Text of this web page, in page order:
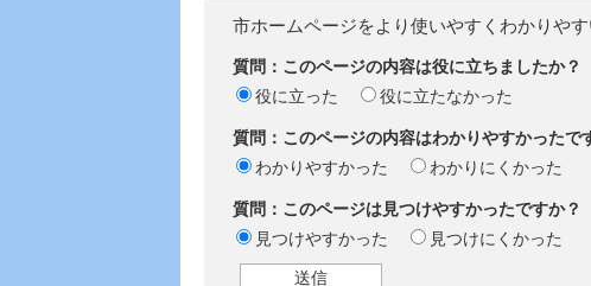
市ホームページをより使いやすくわかりや
質問：このページの内容は役に立ちましたか？
役に立った
役に立たなかった
質問：このページの内容はわかりやすかったで
わかりやすかった
わかりにくかった
質問：このページは見つけやすかったですか？
見つけやすかった
見つけにくかった